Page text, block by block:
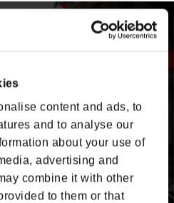
content and ads, to
and to analyse our
about your use of
advertising and
combine it with other
to them or that
32
4.873